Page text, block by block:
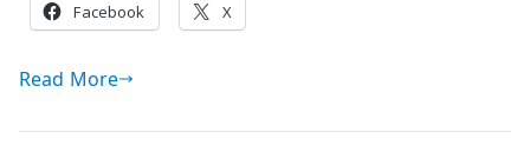
Facebook X
Read More